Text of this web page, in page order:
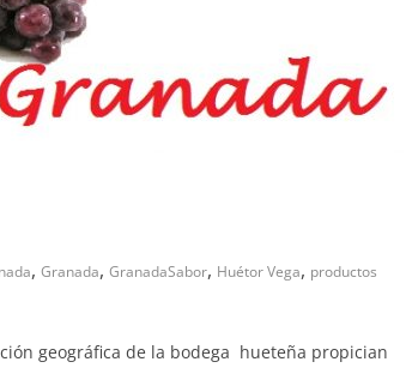
, Granada, GranadaSabor, Huétor Vega, productos
geográfica de la bodega hueteña propician